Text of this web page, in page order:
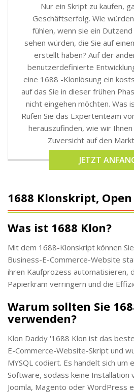
Nur ein Skript zu kaufen,
Geschäftserfolg. Wie
fühlen, wenn sie ein
sehen würden, die Sie auf
erstellt haben? Auf der
benutzerdefinierte
eine 1688 -Klonlösung ein
auf das Sie in dieser frühen
nicht eingehen möchten. Was
Rufen Sie das Expertenteam
herauszufinden, wie wir
Zuversicht auf den
JETZT
1688 Klonskript,
Was ist 1688 Klon?
Mit dem 1688-Klonskript können
Business-E-Commerce-Website
ihren Kaufprozess automatisieren,
Papierkram verringern und die
Warum sollten Sie
verwenden?
Klon Daddy '1688 Klon ist das
E-Commerce-Website-Skript und
MYSQL codiert. Es handelt sich um
Software, sodass keine Installation
Joomla, Magento oder WordPress